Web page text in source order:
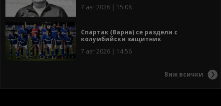
7 авг 2026 | 15:08
Спартак (Варна) се раздели с
колумбийски защитник
7 авг 2026 | 14:56
Виж всички